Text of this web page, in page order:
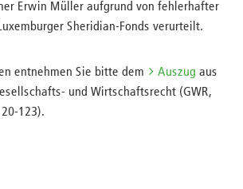
Erwin Müller aufgrund von fehlerhafter
Sheridian-Fonds verurteilt.
entnehmen Sie bitte dem Auszug aus
und Wirtschaftsrecht (GWR,
123).